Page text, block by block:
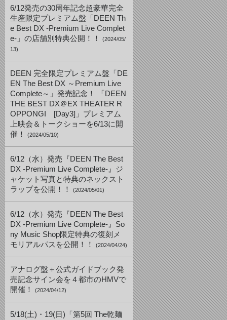
6/12発売の30周年記念超豪華完全
生産限定プレミアム盤「DEEN Th
e Best DX -Premium Live Complet
e-」の店舗別特典公開！！
(2024/05/
13)
DEEN 完全限定プレミアム盤「DE
EN The Best DX ～Premium Live
Complete～」発売記念！ 「DEEN
THE BEST DX＠EX THEATER R
OPPONGI [Day3]」プレミアム
上映会＆トークショーを6/13に開
催！
(2024/05/10)
6/12（水）発売『DEEN The Best
DX -Premium Live Complete-』ジ
ャケット写真と特典のネックスト
ラップを公開！！
(2024/05/01)
6/12（水）発売『DEEN The Best
DX -Premium Live Complete-』So
ny Music Shop限定特典の復刻メ
モリアルパスを公開！！
(2024/04/24)
アナログ盤＋公式ガイドブック発
売記念サイン会を４都市のHMVで
開催！
(2024/04/12)
5/18(土)・19(日)「第5回 The乾麺